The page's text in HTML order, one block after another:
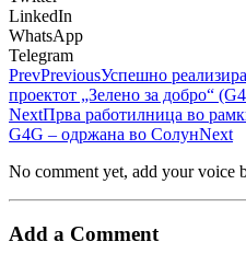
LinkedIn
WhatsApp
Telegram
PrevPreviousУспешно
проектот „Зелено за добро“
NextПрва работилница во
G4G – одржана во СолунNext
No comment yet, add your voice
Add a Comment